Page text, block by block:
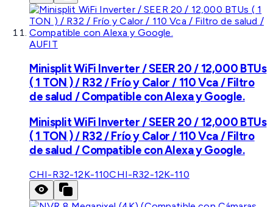
AUFIT
Minisplit WiFi Inverter / SEER 20 / 12,000 BTUs
( 1 TON ) / R32 / Frío y Calor / 110 Vca / Filtro
de salud / Compatible con Alexa y Google.
Minisplit WiFi Inverter / SEER 20 / 12,000 BTUs
( 1 TON ) / R32 / Frío y Calor / 110 Vca / Filtro
de salud / Compatible con Alexa y Google.
CHI-R32-12K-110CHI-R32-12K-110